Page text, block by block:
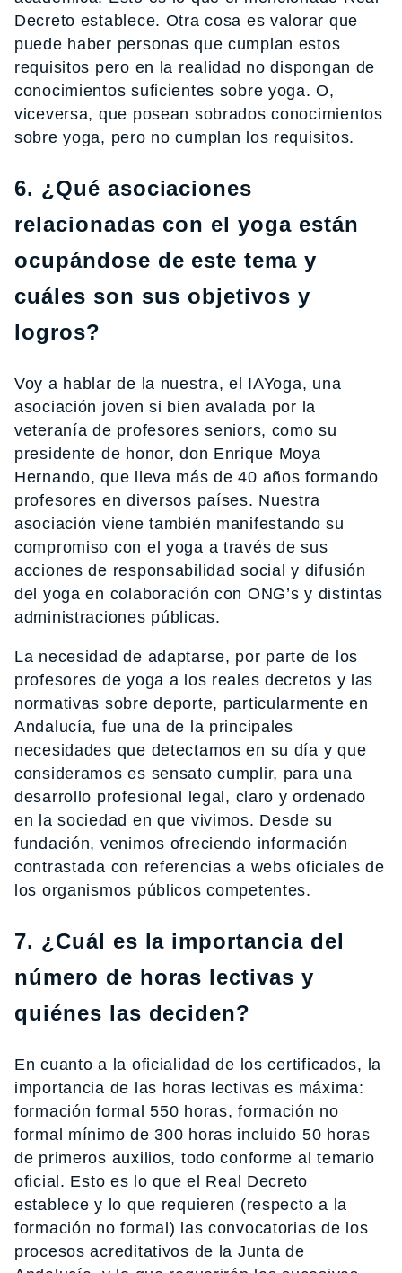
Decreto establece. Otra cosa es valorar que
puede haber personas que cumplan estos
requisitos pero en la realidad no dispongan de
conocimientos suficientes sobre yoga. O,
viceversa, que posean sobrados conocimientos
sobre yoga, pero no cumplan los requisitos.
6. ¿Qué asociaciones
relacionadas con el yoga están
ocupándose de este tema y
cuáles son sus objetivos y
logros?
Voy a hablar de la nuestra, el IAYoga, una
asociación joven si bien avalada por la
veteranía de profesores seniors, como su
presidente de honor, don Enrique Moya
Hernando, que lleva más de 40 años formando
profesores en diversos países. Nuestra
asociación viene también manifestando su
compromiso con el yoga a través de sus
acciones de responsabilidad social y difusión
del yoga en colaboración con ONG’s y distintas
administraciones públicas.
La necesidad de adaptarse, por parte de los
profesores de yoga a los reales decretos y las
normativas sobre deporte, particularmente en
Andalucía, fue una de la principales
necesidades que detectamos en su día y que
consideramos es sensato cumplir, para una
desarrollo profesional legal, claro y ordenado
en la sociedad en que vivimos. Desde su
fundación, venimos ofreciendo información
contrastada con referencias a webs oficiales de
los organismos públicos competentes.
7. ¿Cuál es la importancia del
número de horas lectivas y
quiénes las deciden?
En cuanto a la oficialidad de los certificados, la
importancia de las horas lectivas es máxima:
formación formal 550 horas, formación no
formal mínimo de 300 horas incluido 50 horas
de primeros auxilios, todo conforme al temario
oficial. Esto es lo que el Real Decreto
establece y lo que requieren (respecto a la
formación no formal) las convocatorias de los
procesos acreditativos de la Junta de